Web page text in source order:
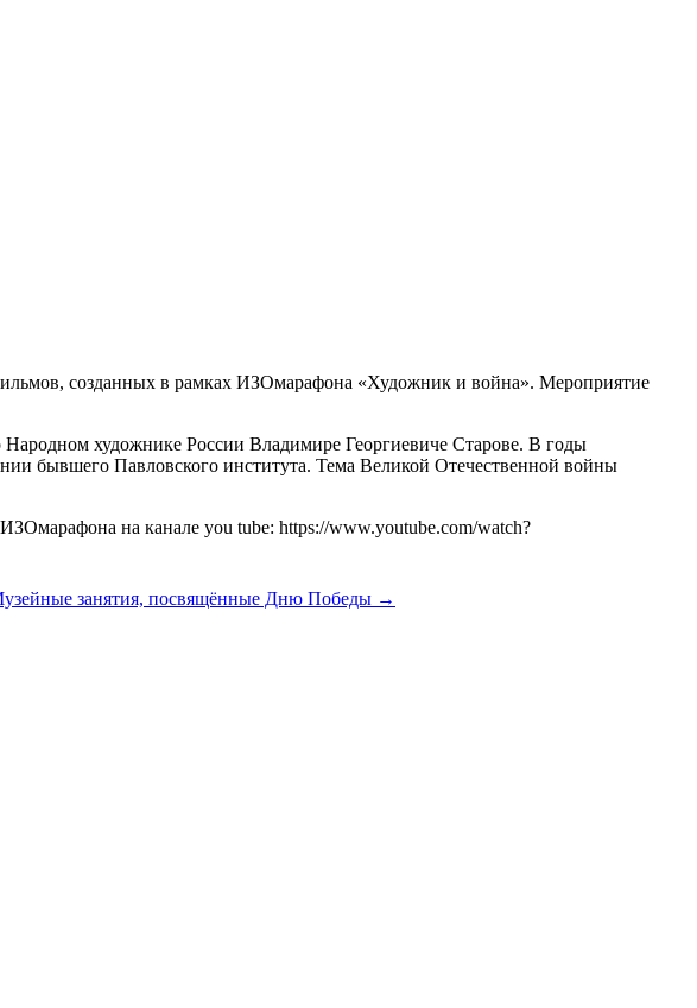
созданных в рамках ИЗОмарафона «Художник и война». Мероприятие
художнике России Владимире Георгиевиче Старове. В годы
бывшего Павловского института. Тема Великой Отечественной войны
на канале you tube: https://www.youtube.com/watch?
занятия, посвящённые Дню Победы →